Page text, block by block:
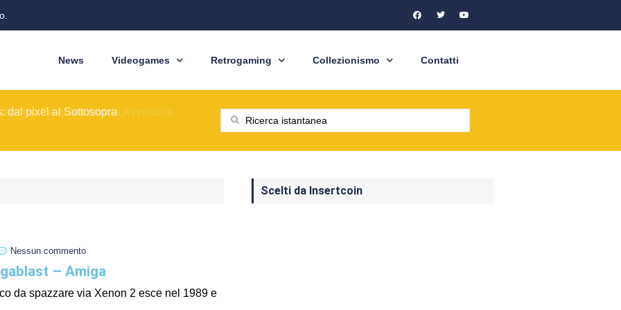
News Videogames Retrogaming Collezionismo Contatti
del modello originale
le sale giochi nel 1989
Cinquant'anni di Avventure
dal pixel al Sottosopra
BioWare
nostre tasche
del modello originale
le sale giochi nel 1989
Nessun commento
– Amiga
da spazzare via Xenon 2 esce nel 1989 e
Scelti da Insertcoin